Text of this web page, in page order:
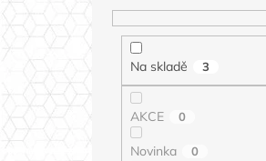
Na skladě 3
AKCE 0
Novinka 0